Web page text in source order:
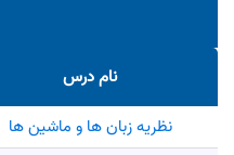
نام درس
نظریه زبان‌ ها و ماشین‌ ها